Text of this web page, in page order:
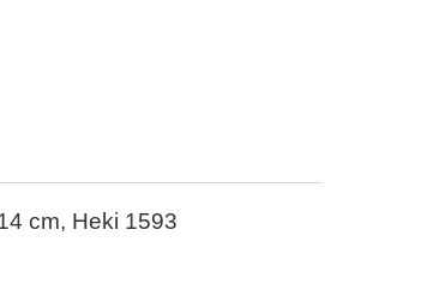
cm, Heki 1593